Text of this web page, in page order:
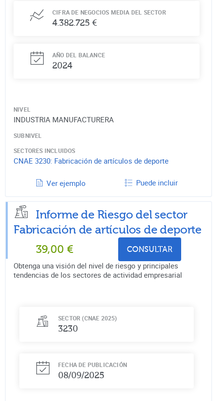
CIFRA DE NEGOCIOS MEDIA DEL SECTOR
4.382.725 €
AÑO DEL BALANCE
2024
NIVEL
INDUSTRIA MANUFACTURERA
SUBNIVEL
SECTORES INCLUIDOS
CNAE 3230: Fabricación de artículos de deporte
Ver ejemplo Puede incluir
Informe de Riesgo del sector
Fabricación de artículos de deporte
39,00 € CONSULTAR
Obtenga una visión del nivel de riesgo y principales
tendencias de los sectores de actividad empresarial
SECTOR (CNAE 2025)
3230
FECHA DE PUBLICACIÓN
08/09/2025